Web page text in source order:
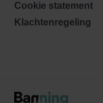
Cookie statement
Klachtenregeling